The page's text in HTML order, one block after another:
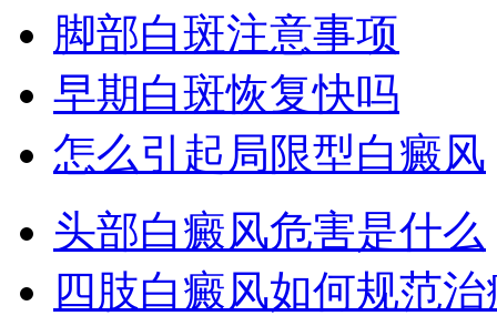
脚部白斑注意事项
早期白斑恢复快吗
怎么引起局限型白癜风
头部白癜风危害是什么
四肢白癜风如何规范治